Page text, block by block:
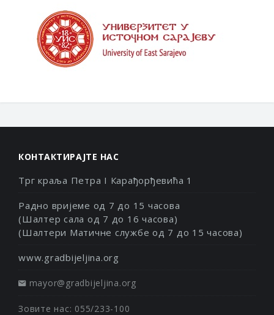
КОНТАКТИРАЈТЕ НАС
Трг краља Петра I Карађорђевића 1
Радно вријеме од 7 до 15 часова
(Шалтер сала од 7 до 16 часова)
(Шалтери Матичне службе од 7 до 15 часова)
www.gradbijeljina.org
mayor@gradbijeljina.org
Зовите нас: 055/233-100